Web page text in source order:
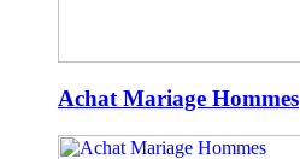
Achat Mariage Hommes